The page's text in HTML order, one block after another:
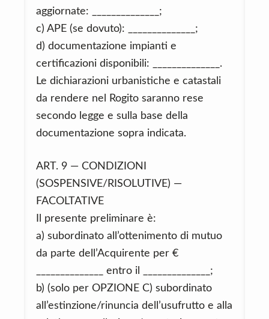
aggiornate: ______________;
c) APE (se dovuto): ______________;
d) documentazione impianti e
certificazioni disponibili: ______________.
Le dichiarazioni urbanistiche e catastali
da rendere nel Rogito saranno rese
secondo legge e sulla base della
documentazione sopra indicata.
ART. 9 — CONDIZIONI
(SOSPENSIVE/RISOLUTIVE) —
FACOLTATIVE
Il presente preliminare è:
a) subordinato all’ottenimento di mutuo
da parte dell’Acquirente per €
______________ entro il ______________;
b) (solo per OPZIONE C) subordinato
all’estinzione/rinuncia dell’usufrutto e alla